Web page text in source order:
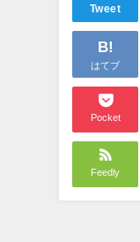
Tweet
B!
はてブ
Pocket
Feedly